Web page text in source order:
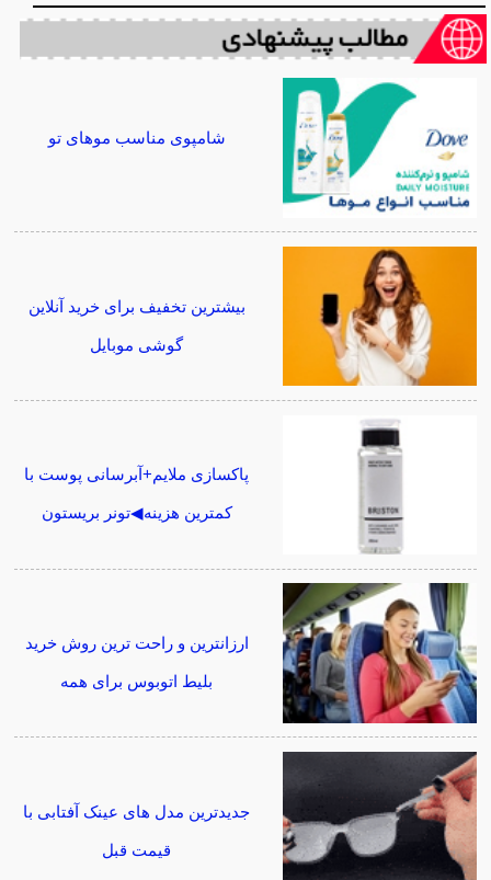
شامپوی مناسب موهای تو
بیشترین تخفیف برای خرید آنلاین
گوشی موبایل
پاکسازی ملایم+آبرسانی پوست با
کمترین هزینه◀تونر بریستون
ارزانترین و راحت ترین روش خرید
بلیط اتوبوس برای همه
جدیدترین مدل های عینک آفتابی با
قیمت قبل